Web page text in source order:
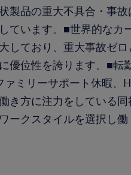
製品の重大不具合・事
ています。■世界的なカ
しており、重大事故ゼ
優位性を誇ります。■転
ァミリーサポート休暇、
き方に注力をしている同
ークスタイルを選択し働